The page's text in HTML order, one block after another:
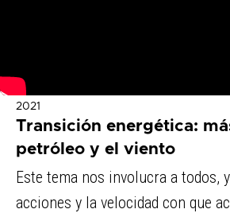
2021
Transición energética:
petróleo y el viento
Este tema nos involucra a todos,
acciones y la velocidad con que